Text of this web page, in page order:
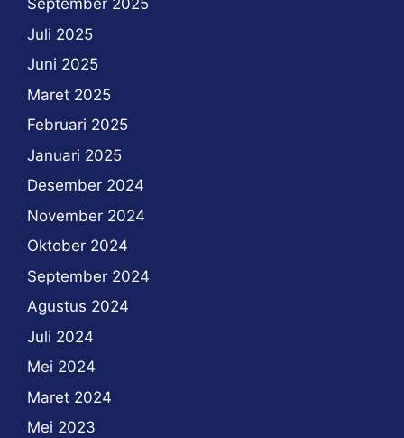
September 2025
Juli 2025
Juni 2025
Maret 2025
Februari 2025
Januari 2025
Desember 2024
November 2024
Oktober 2024
September 2024
Agustus 2024
Juli 2024
Mei 2024
Maret 2024
Mei 2023